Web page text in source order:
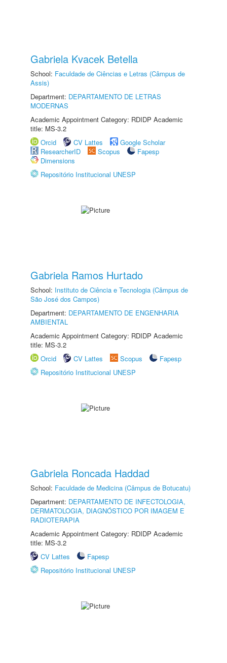
Gabriela Kvacek Betella
School: Faculdade de Ciências e Letras (Câmpus de
Assis)
Department: DEPARTAMENTO DE LETRAS
MODERNAS
Academic Appointment Category: RDIDP Academic
title: MS-3.2
Orcid
CV Lattes
Google Scholar
ResearcherID
Scopus
Fapesp
Dimensions
Repositório Institucional UNESP
Gabriela Ramos Hurtado
School: Instituto de Ciência e Tecnologia (Câmpus de
São José dos Campos)
Department: DEPARTAMENTO DE ENGENHARIA
AMBIENTAL
Academic Appointment Category: RDIDP Academic
title: MS-3.2
Orcid
CV Lattes Scopus
Fapesp
Repositório Institucional UNESP
Gabriela Roncada Haddad
School: Faculdade de Medicina (Câmpus de Botucatu)
Department: DEPARTAMENTO DE INFECTOLOGIA,
DERMATOLOGIA, DIAGNÓSTICO POR IMAGEM E
RADIOTERAPIA
Academic Appointment Category: RDIDP Academic
title: MS-3.2
CV Lattes
Fapesp
Repositório Institucional UNESP